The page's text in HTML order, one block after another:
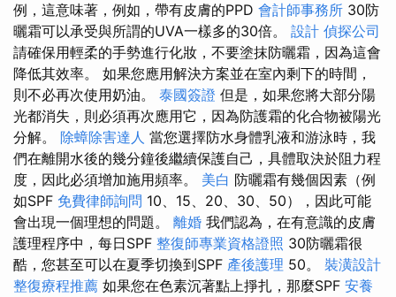
例，這意味著，例如，帶有皮膚的PPD 會計師事務所 30防
曬霜可以承受與所謂的UVA一樣多的30倍​​。 設計 偵探公司
請確保用輕柔的手勢進行化妝，不要塗抹防曬霜，因為這會
降低其效率。 如果您應用解決方案並在室內剩下的時間，
則不必再次使用奶油。 泰國簽證 但是，如果您將大部分陽
光都消失，則必須再次應用它，因為防護霜的化合物被陽光
分解。 除蟑除害達人 當您選擇防水身體乳液和游泳時，我
們在離開水後的幾分鐘後繼續保護自己，具體取決於阻力程
度，因此必須增加施用頻率。 美白 防曬霜有幾個因素（例
如SPF 免費律師詢問 10、15、20、30、50），因此可能
會出現一個理想的問題。 離婚 我們認為，在有意識的皮膚
護理程序中，每日SPF 整復師專業資格證照 30防曬霜很
酷，您甚至可以在夏季切換到SPF 產後護理 50。 裝潢設計
整復療程推薦 如果您在色素沉著點上掙扎，那麼SPF 安養